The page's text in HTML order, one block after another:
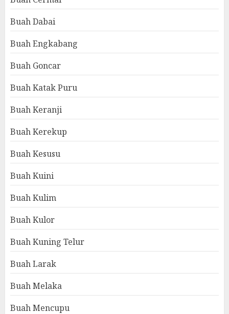
Buah Dabai
Buah Engkabang
Buah Goncar
Buah Katak Puru
Buah Keranji
Buah Kerekup
Buah Kesusu
Buah Kuini
Buah Kulim
Buah Kulor
Buah Kuning Telur
Buah Larak
Buah Melaka
Buah Mencupu